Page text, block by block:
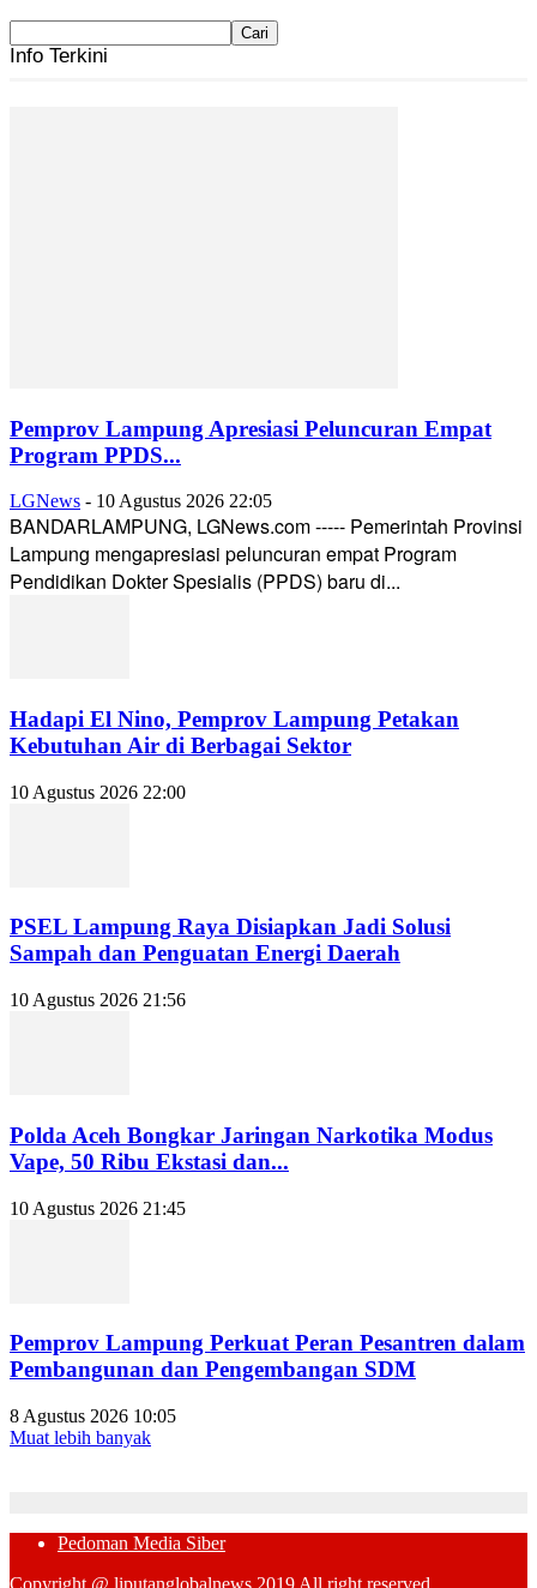
Info Terkini
Pemprov Lampung Apresiasi Peluncuran Empat
Program PPDS...
LGNews - 10 Agustus 2026 22:05
BANDARLAMPUNG, LGNews.com ----- Pemerintah Provinsi
Lampung mengapresiasi peluncuran empat Program
Pendidikan Dokter Spesialis (PPDS) baru di...
Hadapi El Nino, Pemprov Lampung Petakan
Kebutuhan Air di Berbagai Sektor
10 Agustus 2026 22:00
PSEL Lampung Raya Disiapkan Jadi Solusi
Sampah dan Penguatan Energi Daerah
10 Agustus 2026 21:56
Polda Aceh Bongkar Jaringan Narkotika Modus
Vape, 50 Ribu Ekstasi dan...
10 Agustus 2026 21:45
Pemprov Lampung Perkuat Peran Pesantren dalam
Pembangunan dan Pengembangan SDM
8 Agustus 2026 10:05
Muat lebih banyak
Pedoman Media Siber
Copyright @ liputanglobalnews 2019 All right reserved